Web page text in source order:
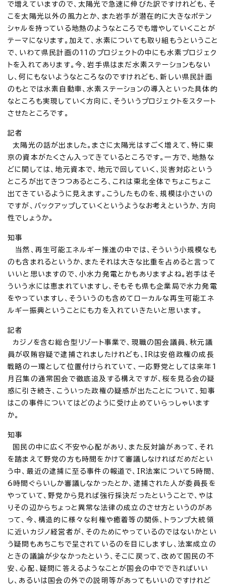
で増えていますので、太陽光で急速に伸びた訳ですけれども、そ
こを太陽光以外の風力とか、また岩手が潜在的に大きなポテン
シャルを持っている地熱のようなところでも増やしていくことが
テーマになります。加えて、水素についても取り組もうということ
で、いわて県民計画の11のプロジェクトの中にも水素プロジェク
トを入れてあります。今、岩手県はまだ水素ステーションもない
し、何にもないようなところなのですけれども、新しい県民計画
のもとでは水素自動車、水素ステーションの導入といった具体的
なところも実現していく方向に、そういうプロジェクトをスタート
させたところです。
記者
太陽光の話が出ました。まさに太陽光はすごく増えて、特に東
京の資本がたくさん入ってきているところです。一方で、地熱な
どに関しては、地元資本で、地元で回していく、災害対応という
ところが出てきつつあるところ、これは東北全体でちょこちょこ
出てきているように見えます。こうしたものを、規模は小さいの
ですが、バックアップしていくというようなお考えというか、方向
性でしょうか。
知事
当然、再生可能エネルギー推進の中では、そういう小規模なも
のも含まれるというか、またそれは大きな比重を占めると言って
いいと思いますので、小水力発電とかもありますよね。岩手はそ
ういう水には恵まれていますし、そもそも県も企業局で水力発電
をやっていますし、そういうのも含めてローカルな再生可能エネ
ルギー振興ということにも力を入れていきたいと思います。
記者
カジノを含む総合型リゾート事業で、現職の国会議員、秋元議
員が収賄容疑で逮捕されましたけれども、IRは安倍政権の成長
戦略の一環として位置付けられていて、一応野党としては来年1
月召集の通常国会で徹底追及する構えですが、桜を見る会の疑
惑に引き続き、こういった政権の疑惑が出たことについて、知事
はこの事件についてはどのように受け止めていらっしゃいます
か。
知事
国民の中に広く不安や心配があり、また反対論があって、それ
を踏まえて野党の方も時間をかけて審議しなければだめだとい
う中、最近の逮捕に至る事件の報道で、IR法案について5時間、
6時間ぐらいしか審議しなかったとか、逮捕された人が委員長を
やっていて、野党から見れば強行採決だったということで、やは
りその辺からちょっと異常な法律の成立のさせ方というのがあ
って、今、構造的に様々な利権や癒着等の関係、トランプ大統領
に近いカジノ経営者が、そのためにやっているのではないかとい
う疑問もあちこちで呈されているのを目にしますし、法案成立の
ときの議論が少なかったという、そこに戻って、改めて国民の不
安、心配、疑問に答えるようなことが国会の中でできればいい
し、あるいは国会の外での説明等があってもいいのですけれど